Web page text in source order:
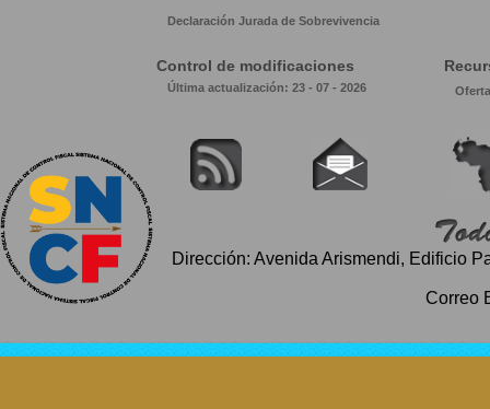
Declaración Jurada de Sobrevivencia
Control de modificaciones
Última actualización: 23 - 07 - 2026
Dirección: Avenida Arismendi, Edificio
Correo